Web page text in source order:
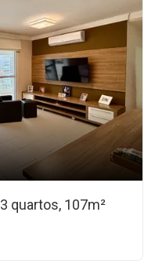
quartos, 107m²